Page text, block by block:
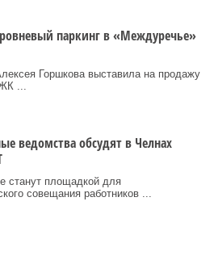
паркинг в «Междуречье»
Горшкова выставила на продажу
ЖК ...
ведомства обсудят в Челнах
станут площадкой для
совещания работников ...